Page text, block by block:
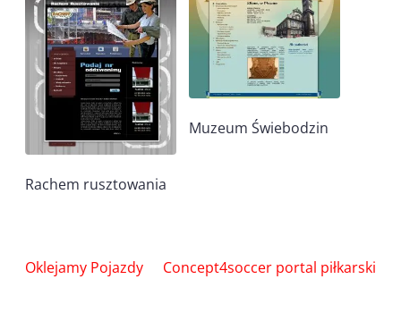
Rachem rusztowania
Muzeum Świebodzin
Nawigacja
Oklejamy Pojazdy Concept4soccer portal piłkarski